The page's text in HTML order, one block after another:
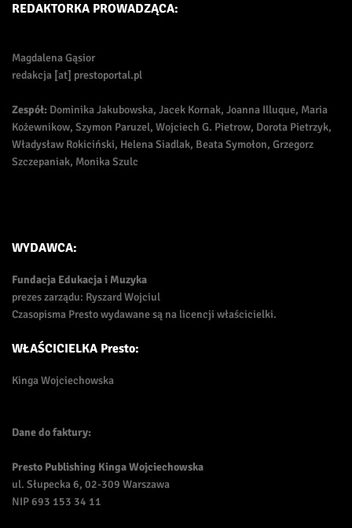
REDAKTORKA PROWADZĄCA:
Magdalena Gąsior
redakcja [at] prestoportal.pl
Zespół: Dominika Jakubowska, Jacek Kornak, Joanna Illuque, Maria
Kożewnikow, Szymon Paruzel, Wojciech G. Pietrow, Dorota Pietrzyk,
Władysław Rokiciński, Helena Siadlak, Beata Symołon, Grzegorz
Szczepaniak, Monika Szulc
WYDAWCA:
Fundacja Edukacja i Muzyka
prezes zarządu: Ryszard Wojciul
Czasopisma Presto wydawane są na licencji właścicielki.
WŁAŚCICIELKA Presto:
Kinga Wojciechowska
Dane do faktury:
Presto Publishing Kinga Wojciechowska
ul. Słupecka 6, 02-309 Warszawa
NIP 693 153 34 11